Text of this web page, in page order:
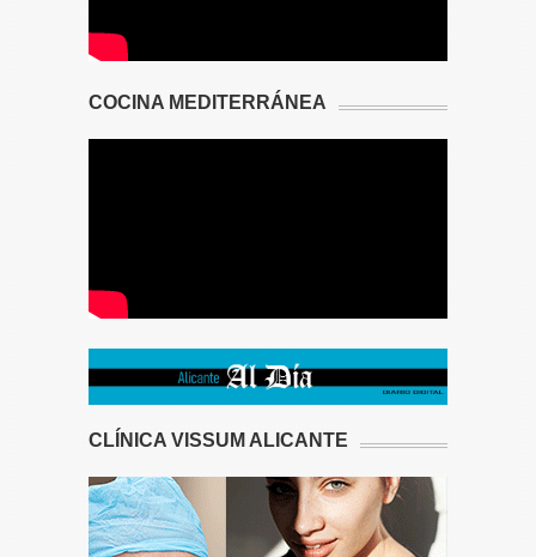
COCINA MEDITERRÁNEA
CLÍNICA VISSUM ALICANTE